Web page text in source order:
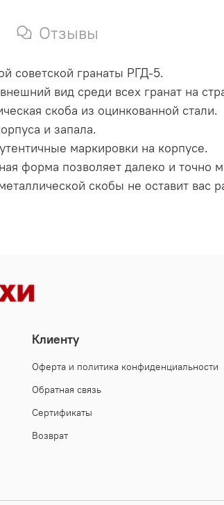
Отзывы
советской гранаты РГД-5.
вид среди всех гранат на
скоба из оцинкованной стали.
и запала.
маркировки на корпусе.
форма позволяет далеко и точно
скобы не оставит вас
Клиенту
Оферта и политика конфиденциальности
Обратная связь
Сертификаты
Возврат